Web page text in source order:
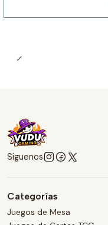
Síguenos
Categorías
Juegos de Mesa